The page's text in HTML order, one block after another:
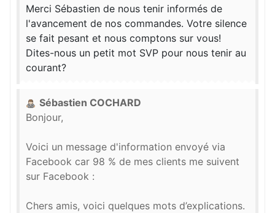
Merci Sébastien de nous tenir informés de
l'avancement de nos commandes. Votre silence
se fait pesant et nous comptons sur vous!
Dites-nous un petit mot SVP pour nous tenir au
courant?
Sébastien COCHARD
Bonjour,
Voici un message d'information envoyé via
Facebook car 98 % de mes clients me suivent
sur Facebook :
Chers amis, voici quelques mots d’explications.